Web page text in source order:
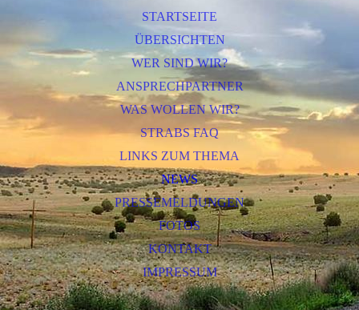
STARTSEITE
ÜBERSICHTEN
WER SIND WIR?
ANSPRECHPARTNER
WAS WOLLEN WIR?
STRABS FAQ
LINKS ZUM THEMA
NEWS
PRESSEMELDUNGEN
FOTOS
KONTAKT
IMPRESSUM